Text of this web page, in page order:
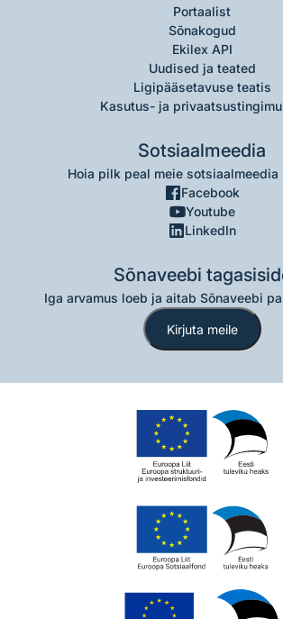
Portaalist
Sõnakogud
Ekilex API
Uudised ja teated
Ligipääsetavuse teatis
Kasutus- ja
Sotsiaalmeedia
Hoia pilk peal meie sotsiaalmeedia
Facebook
Youtube
LinkedIn
Sõnaveebi
Iga arvamus loeb ja aitab Sõnaveebi
Kirjuta meile